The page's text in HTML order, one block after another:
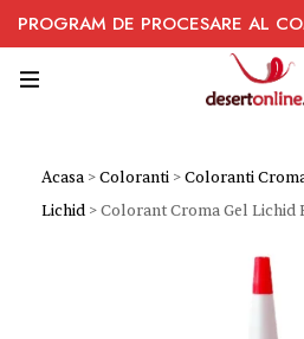
PROGRAM DE PROCESARE AL
- 16:00
Acasa >Coloranti >Coloranti
Lichid >Colorant Croma Gel Lichid